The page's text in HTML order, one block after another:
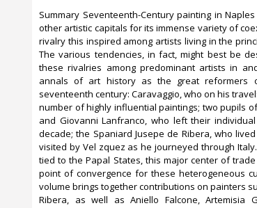
‎Summary Seventeenth-Century painting in
other artistic capitals for its immense variety of
rivalry this inspired among artists living in the
The various tendencies, in fact, might best be
these rivalries among predominant artists in
annals of art history as the great
seventeenth century: Caravaggio, who on his
number of highly influential paintings; two pupils
and Giovanni Lanfranco, who left their
decade; the Spaniard Jusepe de Ribera, who
visited by Vel zquez as he journeyed through
tied to the Papal States, this major center of
point of convergence for these heterogeneous
volume brings together contributions on painters
Ribera, as well as Aniello Falcone, Artemisia